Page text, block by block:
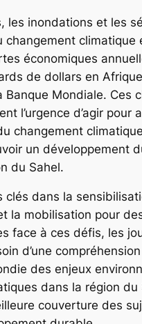
les inondations et les
changement climatique
économiques
de dollars en
Banque Mondiale. Ces
l’urgence d’agir pour
changement
un développement
du Sahel.
clés dans la
la mobilisation pour
face à ces défis, les
d’une compréhension
des enjeux
dans la région du
couverture des